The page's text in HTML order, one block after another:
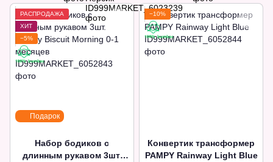
Подарок
РАСПРОДАЖА
ХИТ
−5%
Набор бодиков с
длинным рукавом 3шт.
−10%
Конвертик трансформер
PAMPY Rainway Light Blue